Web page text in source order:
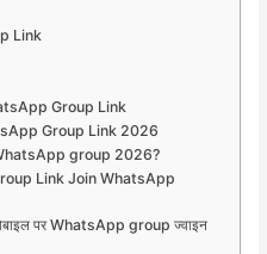
Link
Group Link
Group Link 2026
group 2026?
Link Join WhatsApp
पर WhatsApp group ज्वाइन